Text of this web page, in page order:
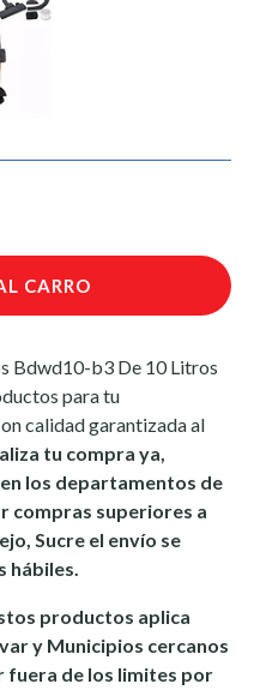
CARRO
Bdwd10-b3 De 10 Litros
para tu
calidad garantizada al
tu compra ya,
los departamentos de
compras superiores a
Sucre el envío se
hábiles.
productos aplica
y Municipios cercanos
fuera de los limites por